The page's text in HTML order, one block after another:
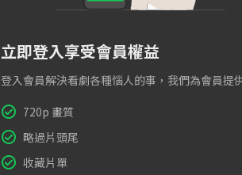
立即登入享受會員權益
登入會員解決看劇各種惱人的事，我們為會員提
720p 畫質
略過片頭尾
收藏片單